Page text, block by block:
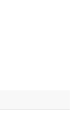
さんって思っ